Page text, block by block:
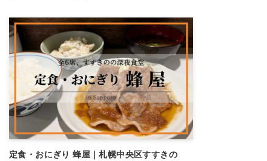
定食・おにぎり 蜂屋｜札幌中央区すすきの